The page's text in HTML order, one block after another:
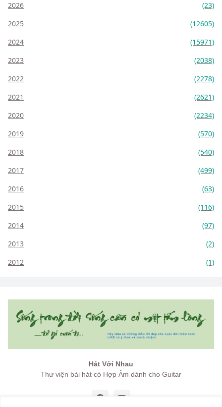
2026
(23)
2025
(12605)
2024
(15971)
2023
(2038)
2022
(2278)
2021
(2621)
2020
(2234)
2019
(570)
2018
(540)
2017
(499)
2016
(63)
2015
(116)
2014
(97)
2013
(2)
2012
(1)
Hát Với Nhau
Thư viện bài hát có Hợp Âm dành cho Guitar